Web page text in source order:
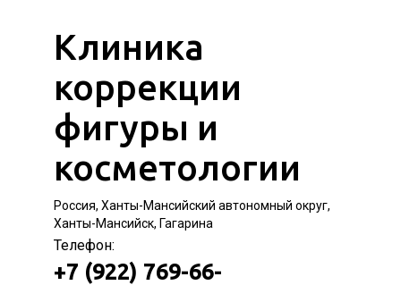
Клиника
коррекции
фигуры и
косметологии
Россия, Ханты-Мансийский автономный округ,
Ханты-Мансийск, Гагарина
Телефон:
+7 (922) 769-66-